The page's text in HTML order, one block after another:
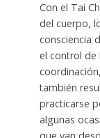
Con el Tai
del cuerpo,
consciencia
el control de
también
practicarse
algunas